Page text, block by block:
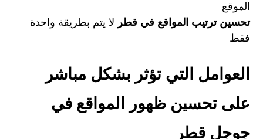
الموقع
تحسين ترتيب المواقع في قطر لا يتم بطريقة واحدة
فقط
العوامل التي تؤثر بشكل مباشر
على تحسين ظهور المواقع في
جوجل قطر